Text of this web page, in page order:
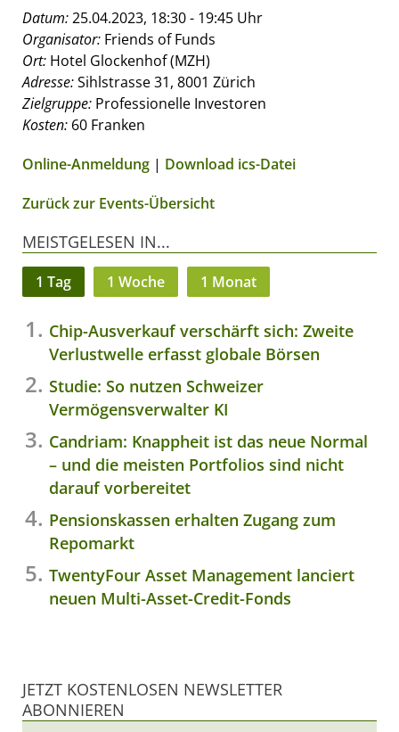
Datum:25.04.2023, 18:30 - 19:45 Uhr
Organisator: Friends of Funds
Ort: Hotel Glockenhof (MZH)
Adresse:Sihlstrasse 31, 8001 Zürich
Zielgruppe: Professionelle Investoren
Kosten: 60 Franken
Online-Anmeldung | Download ics-Datei
Zurück zur Events-Übersicht
MEISTGELESEN IN...
1 Tag 1 Woche 1 Monat
Chip-Ausverkauf verschärft sich: Zweite
Verlustwelle erfasst globale Börsen
Studie: So nutzen Schweizer
Vermögensverwalter KI
Candriam: Knappheit ist das neue Normal
– und die meisten Portfolios sind nicht
darauf vorbereitet
Pensionskassen erhalten Zugang zum
Repomarkt
TwentyFour Asset Management lanciert
neuen Multi-Asset-Credit-Fonds
JETZT KOSTENLOSEN NEWSLETTER
ABONNIEREN